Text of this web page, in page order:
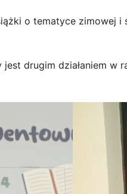
o tematyce zimowej i
drugim działaniem w